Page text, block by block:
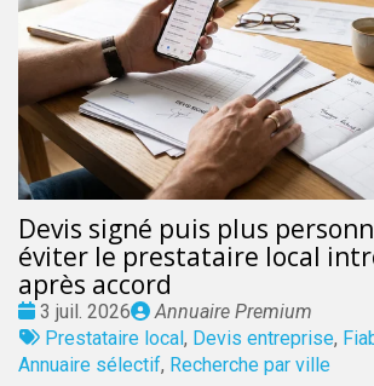
Devis signé puis plus
éviter le prestataire local
après accord
Date
:
3 juil. 2026
Publié
par
Annuaire Premium
Tags
:
Prestataire local, Devis entreprise,
Annuaire sélectif, Recherche par ville